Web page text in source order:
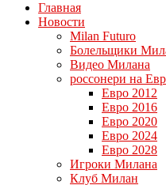
Главная
Новости
Milan Futuro
Болельщики
Видео Милана
россонери на
Евро 2012
Евро 2016
Евро 2020
Евро 2024
Евро 2028
Игроки Милана
Клуб Милан